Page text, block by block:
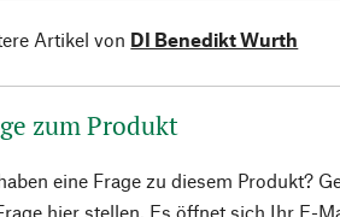
Artikel von DI Benedikt Wurth
zum Produkt
eine Frage zu diesem Produkt?
hier stellen. Es öffnet sich Ihr E-